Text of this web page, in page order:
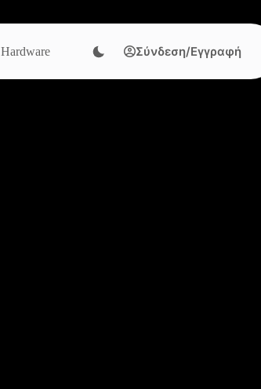
Hardware Σύνδεση/Εγγραφή